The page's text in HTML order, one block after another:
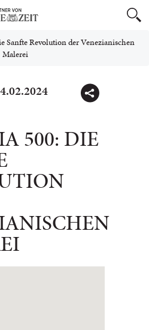
Sanfte Revolution der Venezianischen
Malerei
500: DIE